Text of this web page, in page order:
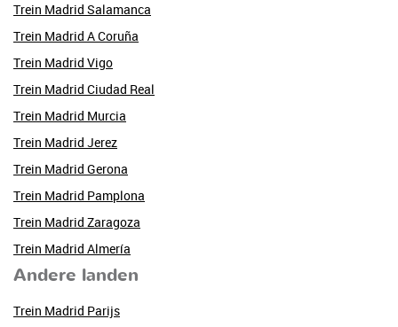
Trein Madrid Salamanca
Trein Madrid A Coruña
Trein Madrid Vigo
Trein Madrid Ciudad Real
Trein Madrid Murcia
Trein Madrid Jerez
Trein Madrid Gerona
Trein Madrid Pamplona
Trein Madrid Zaragoza
Trein Madrid Almería
Andere landen
Trein Madrid Parijs